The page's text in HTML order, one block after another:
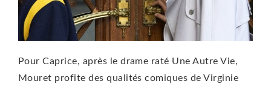
Pour Caprice, après le drame raté Une Autre Vie,
Mouret profite des qualités comiques de Virginie